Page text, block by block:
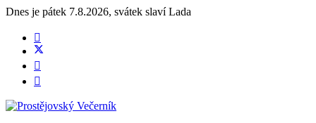
Dnes je pátek 7.8.2026, svátek slavíLada